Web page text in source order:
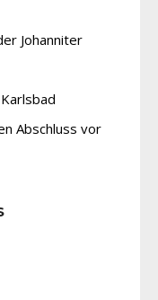
Johanniter
Abschluss vor